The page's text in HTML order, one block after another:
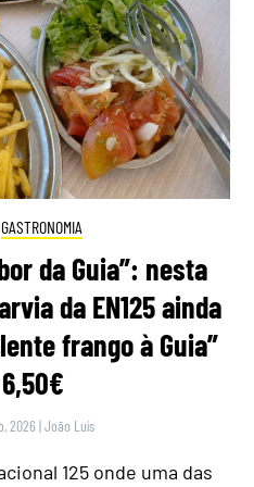
GASTRONOMIA
da Guia”: nesta
da EN125 ainda
frango à Guia”
2026 |João Luís
125 onde uma das